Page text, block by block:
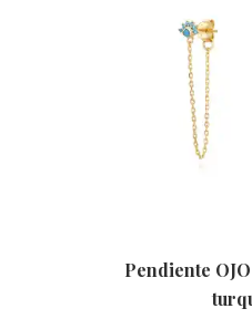
Pendiente